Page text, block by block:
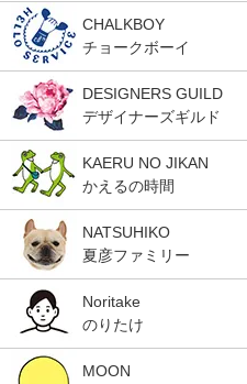
CHALKBOY
チョークボーイ
DESIGNERS GUILD
デザイナーズギルド
KAERU NO JIKAN
かえるの時間
NATSUHIKO
夏彦ファミリー
Noritake
のりたけ
MOON